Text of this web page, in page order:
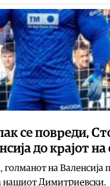
се повреди,
до крајот на
голманот на Валенсија
нашиот Димитриевски.